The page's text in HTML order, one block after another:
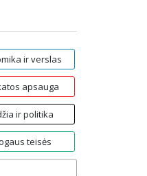
ir verslas
apsauga
ir politika
teisės